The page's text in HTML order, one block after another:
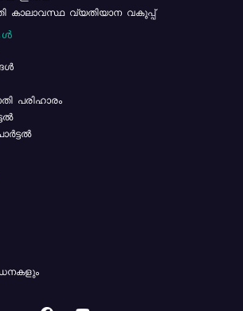
കാലാവസ്ഥ വ്യതിയാന വകുപ്പ്
പരിഹാരം